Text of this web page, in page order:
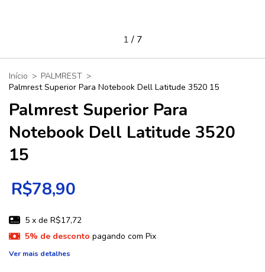
1/ 7
Início > PALMREST >
Palmrest Superior Para Notebook Dell Latitude 3520 15
Palmrest Superior Para
Notebook Dell Latitude 3520
15
R$78,90
5 x de R$17,72
5% de desconto pagando com Pix
Ver mais detalhes